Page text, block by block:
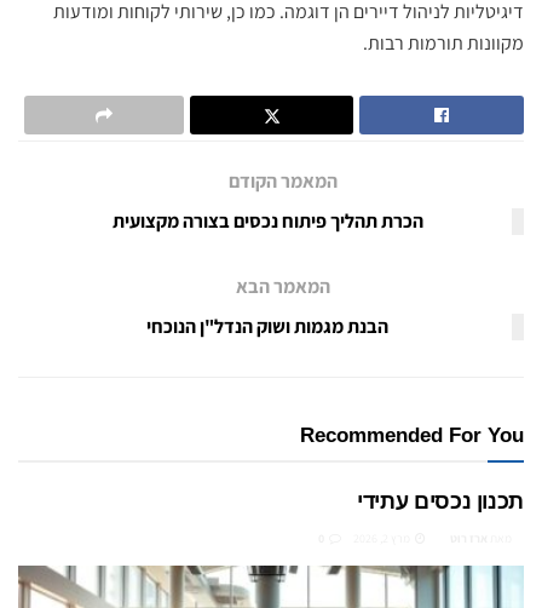
דיגיטליות לניהול דיירים הן דוגמה. כמו כן, שירותי לקוחות ומודעות
מקוונות תורמות רבות.
המאמר הקודם
הכרת תהליך פיתוח נכסים בצורה מקצועית
המאמר הבא
הבנת מגמות ושוק הנדל"ן הנוכחי
Recommended For You
תכנון נכסים עתידי